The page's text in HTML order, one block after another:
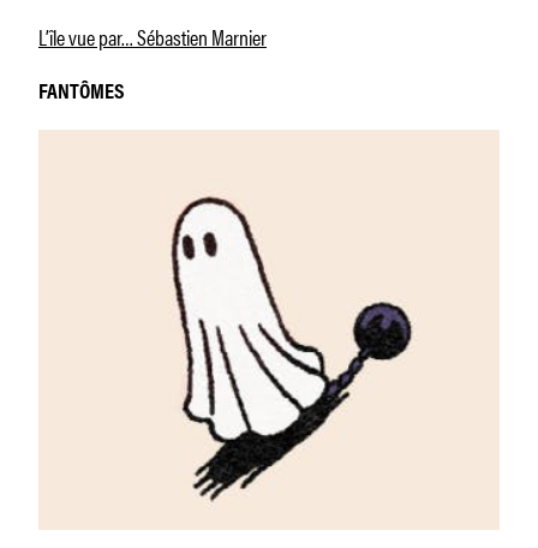
L’île vue par… Sébastien Marnier
FANTÔMES